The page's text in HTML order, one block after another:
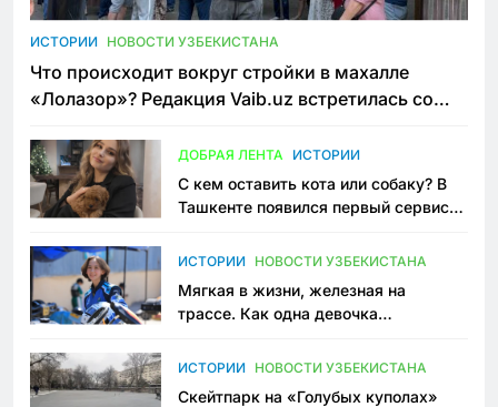
ИСТОРИИ НОВОСТИ УЗБЕКИСТАНА
Что происходит вокруг стройки в махалле
«Лолазор»? Редакция Vaib.uz встретилась со
ДОБРАЯ ЛЕНТА ИСТОРИИ
С кем оставить кота или собаку? В
Ташкенте появился первый сервис
ИСТОРИИ НОВОСТИ УЗБЕКИСТАНА
Мягкая в жизни, железная на
трассе. Как одна девочка
Узбекистане
ИСТОРИИ НОВОСТИ УЗБЕКИСТАНА
Скейтпарк на «Голубых куполах»